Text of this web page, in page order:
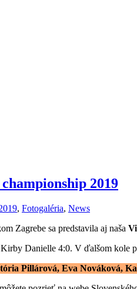
2019
, Fotogaléria, News
Zagrebe sa predstavila aj naša
Danielle 4:0. V ďalšom kole
Pillárová, Eva Nováková,